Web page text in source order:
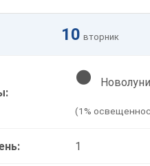
10 вторник
🌑
(1%
1